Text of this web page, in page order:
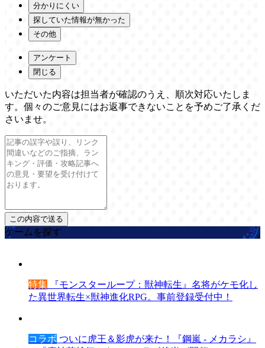
分かりにくい
探していた情報が無かった
その他
アンケート
閉じる
いただいた内容は担当者が確認のうえ、順次対応いたしま
す。個々のご意見にはお返事できないことを予めご了承くだ
さいませ。
ゲームを探す
特集 『モンスターループ：獣神転生』名将がケモ化し
た異世界転生×獣神進化RPG。事前登録受付中！
コラボ ついに虎王＆影虎が来た！『鋼嵐 - メカラシ』